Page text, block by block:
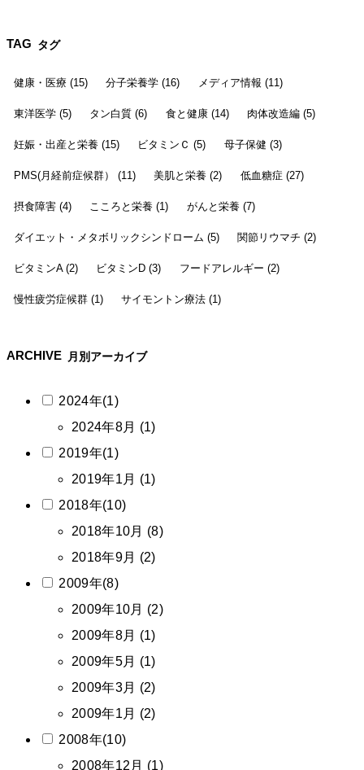
TAG タグ
健康・医療 (15) 分子栄養学 (16) メディア情報 (11)
東洋医学 (5) タン白質 (6) 食と健康 (14) 肉体改造編 (5)
妊娠・出産と栄養 (15) ビタミンＣ (5) 母子保健 (3)
PMS(月経前症候群） (11) 美肌と栄養 (2) 低血糖症 (27)
摂食障害 (4) こころと栄養 (1) がんと栄養 (7)
ダイエット・メタボリックシンドローム (5) 関節リウマチ (2)
ビタミンA (2) ビタミンD (3) フードアレルギー (2)
慢性疲労症候群 (1) サイモントン療法 (1)
ARCHIVE 月別アーカイブ
2024年(1)
2024年8月 (1)
2019年(1)
2019年1月 (1)
2018年(10)
2018年10月 (8)
2018年9月 (2)
2009年(8)
2009年10月 (2)
2009年8月 (1)
2009年5月 (1)
2009年3月 (2)
2009年1月 (2)
2008年(10)
2008年12月 (1)